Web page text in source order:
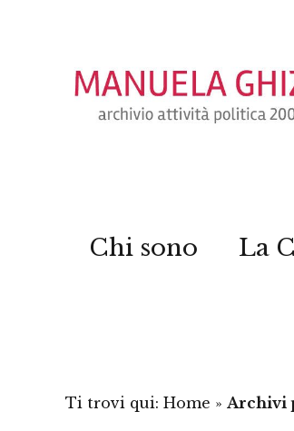
Chi sono La
Ti trovi qui: Home » Archivi